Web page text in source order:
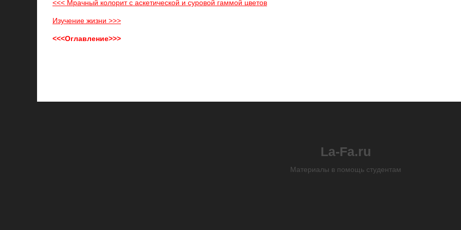
<<< Мрачный колорит с аскетической и суровой гаммой цветов
Изучение жизни >>>
<<<Оглавление>>>
La-Fa.ru
Материалы в помощь студентам